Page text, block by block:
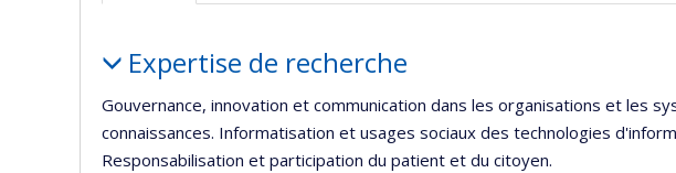
Expertise de recherche
Gouvernance, innovation et communication dans les organisations et les
connaissances. Informatisation et usages sociaux des technologies
Responsabilisation et participation du patient et du citoyen.